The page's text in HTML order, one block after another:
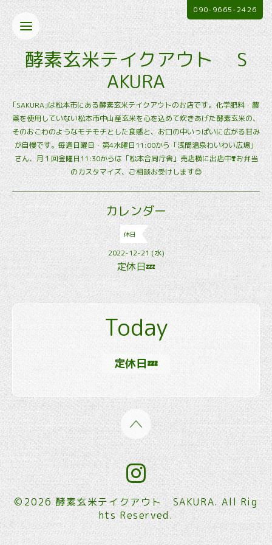
酵素玄米テイクアウト S
AKURA
｢SAKURA｣は松本市にある酵素玄米テイクアウトのお店です。化学肥料・農
薬を使用していない松本市中山産玄米を心を込めて炊きあげた酵素玄米の、
そのおこわのようなモチモチとした食感と、お口の中いっぱいに広がる甘み
が自慢です。毎週日曜日・第4水曜日11:00から「浅間温泉わいわい広場」
さん、月１回金曜日11:30からは「松本合同庁舎」売店横に出店中❣️お弁当
のカスタマイズ、ご相談お受けします😊
090-9665-2426
カレンダー
休日
2022-12-21 (水)
定休日💤
Today
定休日💤
©2026酵素玄米テイクアウト SAKURA. All Rig
hts Reserved.